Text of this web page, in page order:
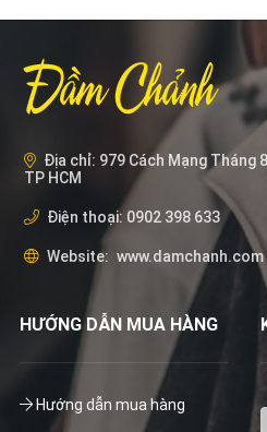
Địa chỉ: 979 Cách Mạng Tháng
TP HCM
Điện thoại: 0902 398 633
Website: www.damchanh.com
HƯỚNG DẪN MUA HÀNG
Hướng dẫn mua hàng